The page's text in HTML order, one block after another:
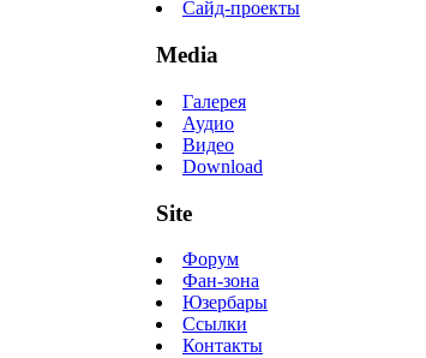
Сайд-проекты
Media
Галерея
Аудио
Видео
Download
Site
Форум
Фан-зона
Юзербары
Ссылки
Контакты